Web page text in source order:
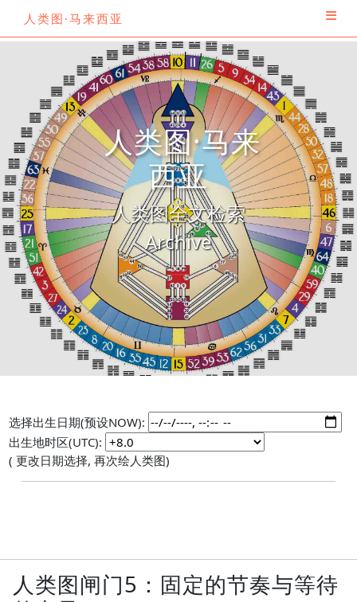
人类图·马来西亚
人类图·马来
西亚
人类图全文检索
Archive
选择出生日期(预设NOW):
出生地时区(UTC):
( 更改日期选择, 再次绘人类图)
人类图闸门5：固定的节奏与等待